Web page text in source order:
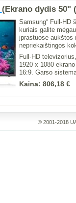
(Ekrano dydis 50"
Samsung“ Full-HD
kuriais galite
įprastuose aukštos
nepriekaištingos
Full-HD
1920 x 1080
16:9. Garso
Kaina: 806,18 €
© 2001-2018